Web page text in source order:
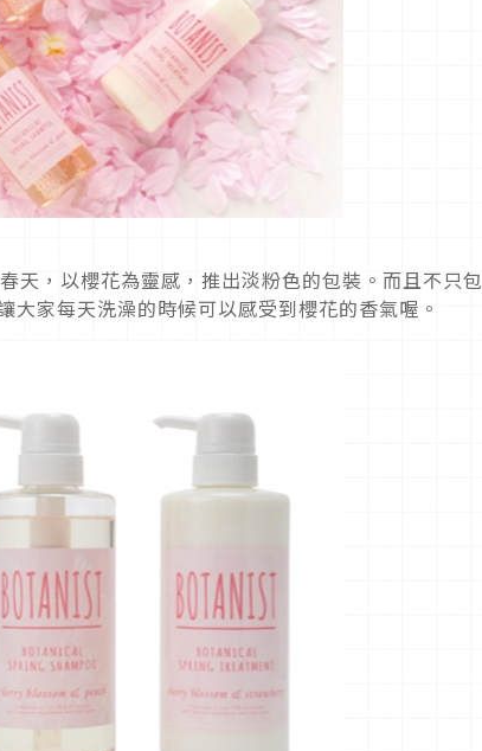
天，以櫻花為靈感，推出淡粉色的包裝。而且不只包
家每天洗澡的時候可以感受到櫻花的香氣喔。